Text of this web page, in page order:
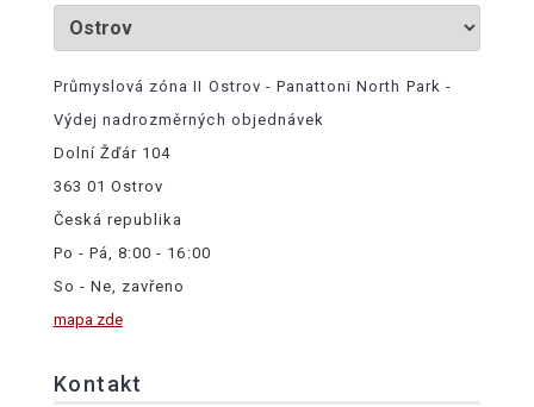
Průmyslová zóna II Ostrov - Panattoni North Park -
Výdej nadrozměrných objednávek
Dolní Žďár 104
363 01 Ostrov
Česká republika
Po - Pá, 8:00 - 16:00
So - Ne, zavřeno
mapa zde
Kontakt